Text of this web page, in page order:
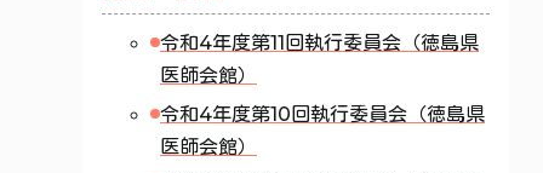
令和4年度第11回執行委員会（徳島県
医師会館）
令和4年度第10回執行委員会（徳島県
医師会館）